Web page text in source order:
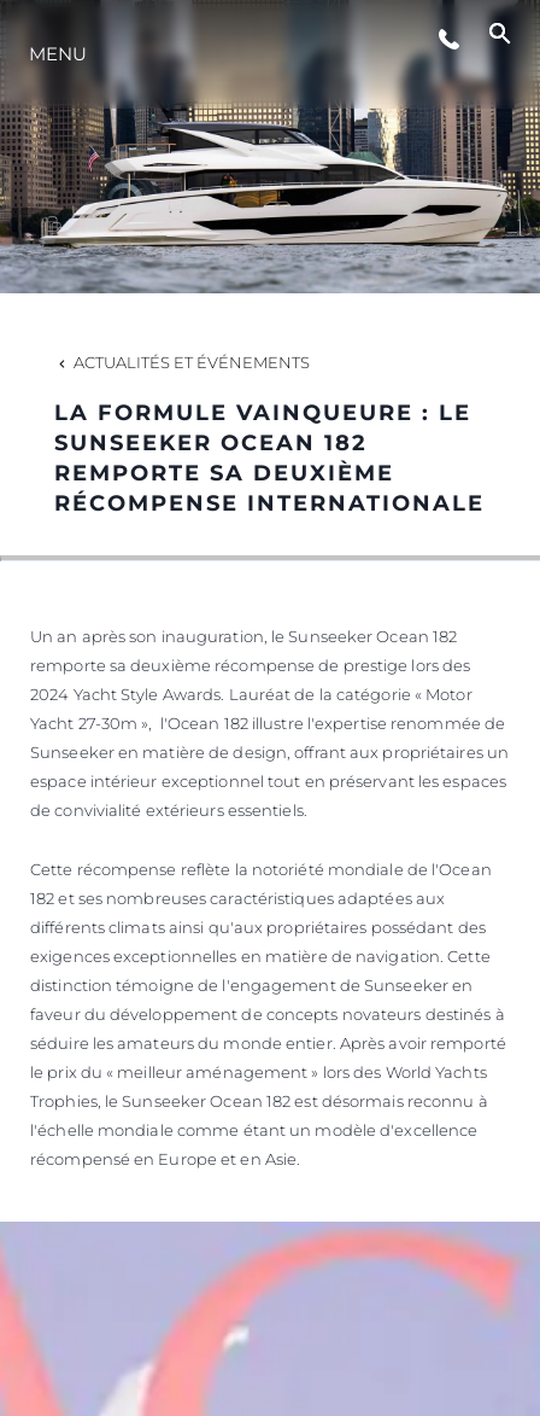
STYLE DE VIE
L'INNOVATION
LA SOCIÉTÉ
NOTRE ÉQUIPE
NOTRE HÉRITAGE
MENU
ACTUALITÉS ET ÉVÉNEMENTS
LA FORMULE VAINQUEURE : LE
SUNSEEKER OCEAN 182
REMPORTE SA DEUXIÈME
RÉCOMPENSE INTERNATIONALE
Un an après son inauguration, le Sunseeker Ocean 182
remporte sa deuxième récompense de prestige lors des
2024 Yacht Style Awards. Lauréat de la catégorie « Motor
Yacht 27-30m », l'Ocean 182 illustre l'expertise renommée de
Sunseeker en matière de design, offrant aux propriétaires un
espace intérieur exceptionnel tout en préservant les espaces
de convivialité extérieurs essentiels.
Cette récompense reflète la notoriété mondiale de l'Ocean
182 et ses nombreuses caractéristiques adaptées aux
différents climats ainsi qu'aux propriétaires possédant des
exigences exceptionnelles en matière de navigation. Cette
distinction témoigne de l'engagement de Sunseeker en
faveur du développement de concepts novateurs destinés à
séduire les amateurs du monde entier. Après avoir remporté
le prix du « meilleur aménagement » lors des World Yachts
Trophies, le Sunseeker Ocean 182 est désormais reconnu à
l'échelle mondiale comme étant un modèle d'excellence
récompensé en Europe et en Asie.